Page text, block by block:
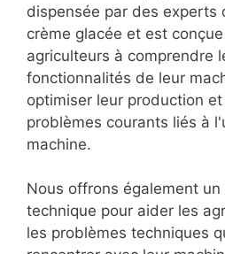
dispensée par des experts
crème glacée et est
agriculteurs à comprendre
fonctionnalités de leur
optimiser leur production
problèmes courants liés à
machine.
Nous offrons également
technique pour aider les
les problèmes techniques